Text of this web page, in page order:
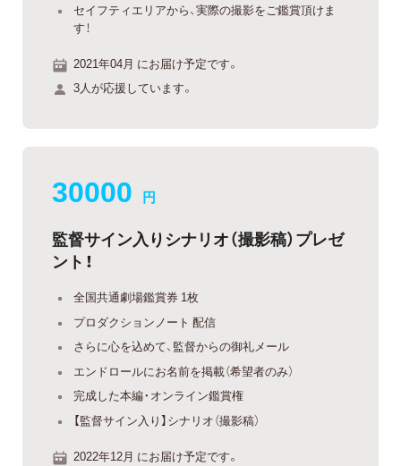
セイフティエリアから、実際の撮影をご鑑賞頂けま
す！
2021年04月 にお届け予定です。
3人が応援しています。
30000 円
監督サイン入りシナリオ（撮影稿）プレゼ
ント！
全国共通劇場鑑賞券 1枚
プロダクションノート 配信
さらに心を込めて、監督からの御礼メール
エンドロールにお名前を掲載（希望者のみ）
完成した本編・オンライン鑑賞権
【監督サイン入り】シナリオ（撮影稿）
2022年12月 にお届け予定です。